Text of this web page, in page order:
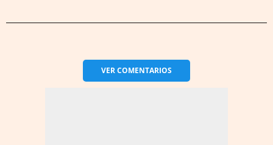
VERCOMENTARIOS